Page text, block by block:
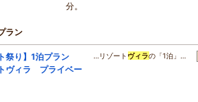
分。
ラン
祭り】1泊プラン
ヴィラ プライベー
…リゾート ヴィラの「1泊」…